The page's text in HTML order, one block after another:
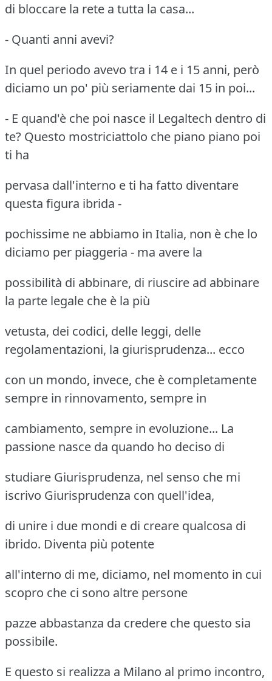
di bloccare la rete a tutta la casa...
- Quanti anni avevi?
In quel periodo avevo tra i 14 e i 15 anni, però
diciamo un po' più seriamente dai 15 in poi...
- E quand'è che poi nasce il Legaltech dentro di
te? Questo mostriciattolo che piano piano poi
ti ha
pervasa dall'interno e ti ha fatto diventare
questa figura ibrida -
pochissime ne abbiamo in Italia, non è che lo
diciamo per piaggeria - ma avere la
possibilità di abbinare, di riuscire ad abbinare
la parte legale che è la più
vetusta, dei codici, delle leggi, delle
regolamentazioni, la giurisprudenza... ecco
con un mondo, invece, che è completamente
sempre in rinnovamento, sempre in
cambiamento, sempre in evoluzione... La
passione nasce da quando ho deciso di
studiare Giurisprudenza, nel senso che mi
iscrivo Giurisprudenza con quell'idea,
di unire i due mondi e di creare qualcosa di
ibrido. Diventa più potente
all'interno di me, diciamo, nel momento in cui
scopro che ci sono altre persone
pazze abbastanza da credere che questo sia
possibile.
E questo si realizza a Milano al primo incontro,